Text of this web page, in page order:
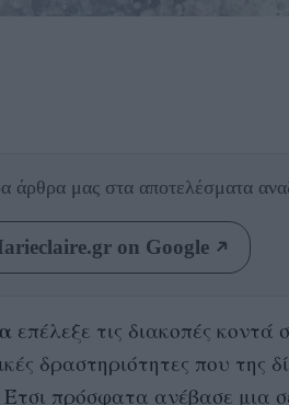
άρθρα μας στα αποτελέσματα
on Google
επέλεξε τις διακοπές κοντά
δραστηριότητες που της
Έτσι πρόσφατα ανέβασε μια